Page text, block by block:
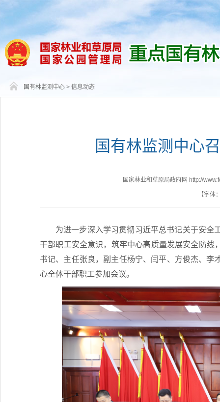
国有林监测中心 > 信息动态
国有林监测中心
国家林业和草原局政府网 http://
【字体
为进一步深入学习贯彻习近平总书记关于安全
干部职工安全意识，筑牢中心高质量发展安全防
书记、主任张良，副主任杨宁、闫平、方俊杰、
心全体干部职工参加会议。